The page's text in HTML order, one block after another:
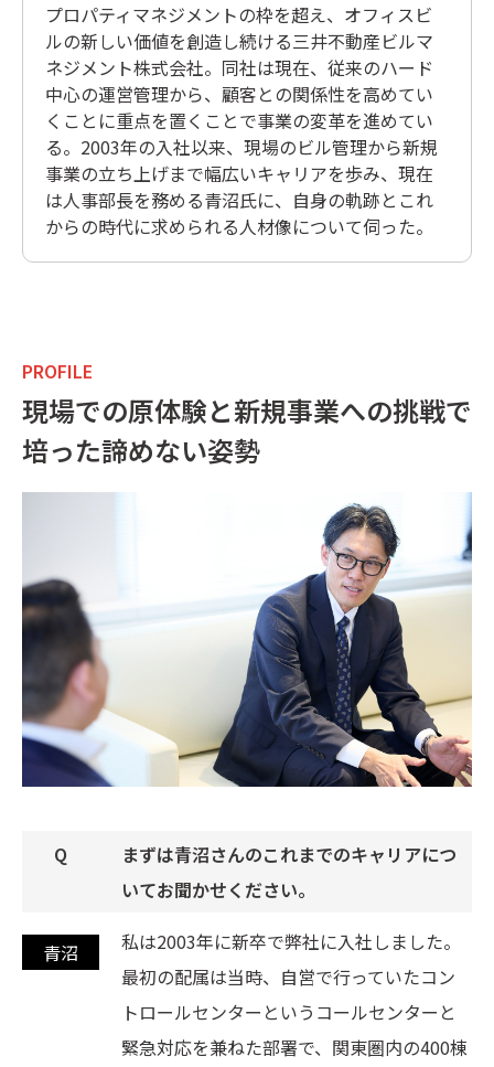
プロパティマネジメントの枠を超え、オフィスビ
ルの新しい価値を創造し続ける三井不動産ビルマ
ネジメント株式会社。同社は現在、従来のハード
中心の運営管理から、顧客との関係性を高めてい
くことに重点を置くことで事業の変革を進めてい
る。2003年の入社以来、現場のビル管理から新規
事業の立ち上げまで幅広いキャリアを歩み、現在
は人事部長を務める青沼氏に、自身の軌跡とこれ
からの時代に求められる人材像について伺った。
PROFILE
現場での原体験と新規事業への挑戦で
培った諦めない姿勢
まずは青沼さんのこれまでのキャリアにつ
いてお聞かせください。
私は2003年に新卒で弊社に入社しました。
最初の配属は当時、自営で行っていたコン
トロールセンターというコールセンターと
緊急対応を兼ねた部署で、関東圏内の400棟